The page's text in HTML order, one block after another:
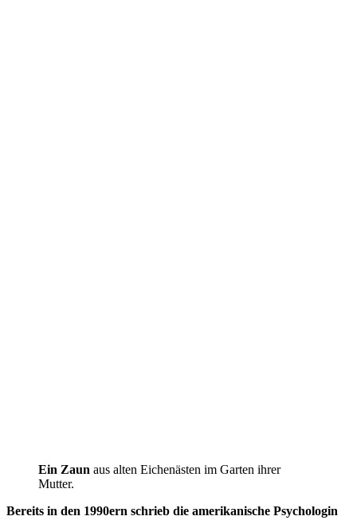
Ein Zaun aus alten Eichenästen im Garten ihrer
Mutter.
Bereits in den 1990ern schrieb die amerikanische Psychologin